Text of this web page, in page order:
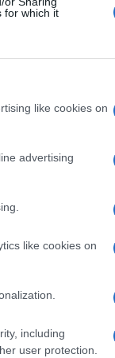
for which it
like cookies on
advertising
like cookies on
including
user protection.
Δημοκρατιες
στην φυλακη.Για
Active Member